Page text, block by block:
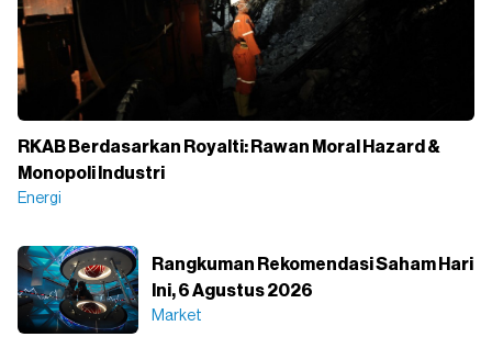
RKAB Berdasarkan Royalti: Rawan Moral Hazard &
Monopoli Industri
Energi
Rangkuman Rekomendasi Saham Hari
Ini, 6 Agustus 2026
Market